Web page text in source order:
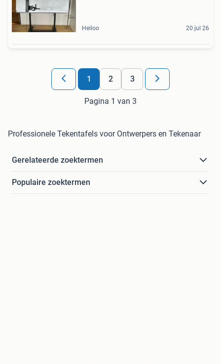
Heiloo 20 jul 26
1 2 3
Pagina 1 van 3
Professionele Tekentafels voor Ontwerpers en Tekenaar
Gerelateerde zoektermen
Populaire zoektermen